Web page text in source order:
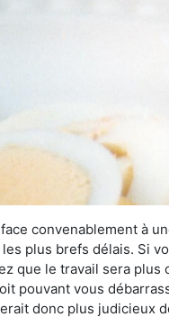
convenablement à
plus brefs délais. Si
que le travail sera
pouvant vous
donc plus judicieux